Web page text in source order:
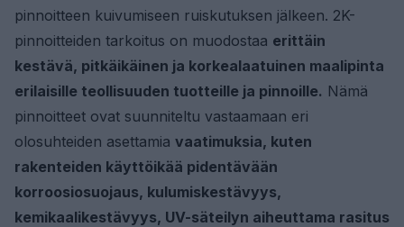
pinnoitteen kuivumiseen ruiskutuksen jälkeen. 2K-
pinnoitteiden tarkoitus on muodostaa erittäin
kestävä, pitkäikäinen ja korkealaatuinen maalipinta
erilaisille teollisuuden tuotteille ja pinnoille. Nämä
pinnoitteet ovat suunniteltu vastaamaan eri
olosuhteiden asettamia vaatimuksia, kuten
rakenteiden käyttöikää pidentävään
korroosiosuojaus, kulumiskestävyys,
kemikaalikestävyys, UV-säteilyn aiheuttama rasitus